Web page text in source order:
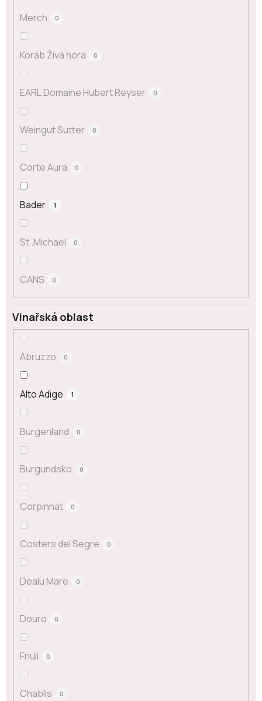
Merch 0
Koráb Živá hora 0
EARL Domaine Hubert Reyser 0
Weingut Sutter 0
Corte Aura 0
Bader 1
St .Michael 0
CANS 0
Vinařská oblast
Abruzzo 0
Alto Adige 1
Burgenland 0
Burgundsko 0
Corpinnat 0
Costers del Segre 0
Dealu Mare 0
Douro 0
Friuli 0
Chablis 0